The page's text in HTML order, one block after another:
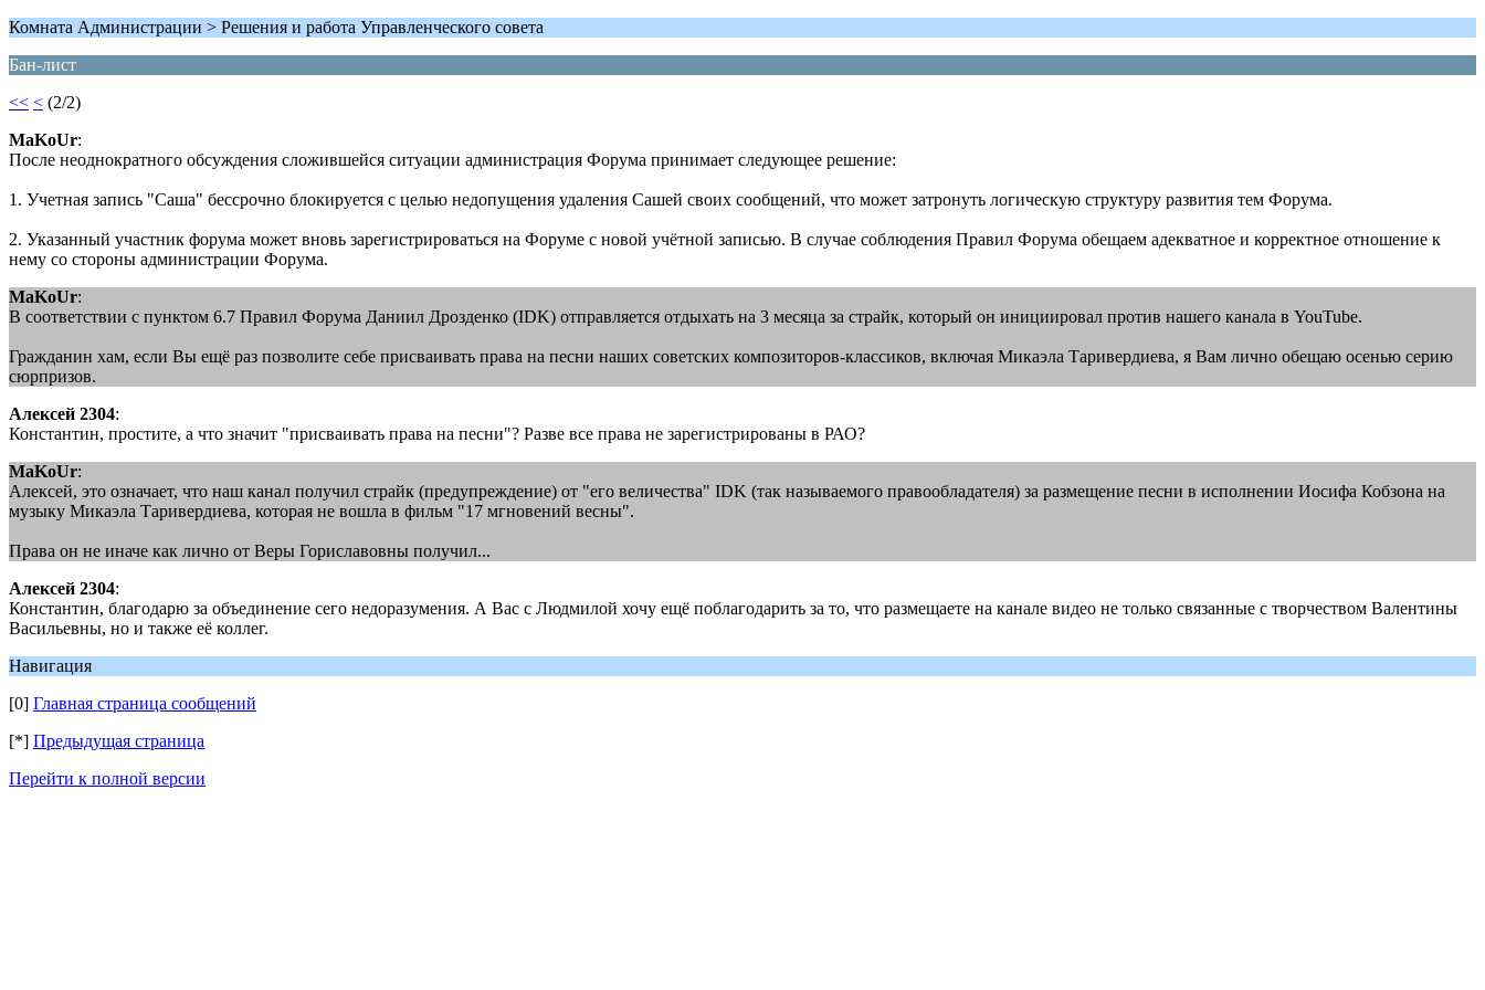
Комната Администрации > Решения и работа Управленческого совета
Бан-лист
<< < (2/2)
MaKoUr:
После неоднократного обсуждения сложившейся ситуации администрация Форума принимает следующее решение:
1. Учетная запись "Саша" бессрочно блокируется с целью недопущения удаления Сашей своих сообщений, что может затронуть логическую структуру развития тем Форума.
2. Указанный участник форума может вновь зарегистрироваться на Форуме с новой учётной записью. В случае соблюдения Правил Форума обещаем адекватное и корректное отношение к
нему со стороны администрации Форума.
MaKoUr:
В соответствии с пунктом 6.7 Правил Форума Даниил Дрозденко (IDK) отправляется отдыхать на 3 месяца за страйк, который он инициировал против нашего канала в YouTube.
Гражданин хам, если Вы ещё раз позволите себе присваивать права на песни наших советских композиторов-классиков, включая Микаэла Таривердиева, я Вам лично обещаю осенью серию
сюрпризов.
Алексей 2304:
Константин, простите, а что значит "присваивать права на песни"? Разве все права не зарегистрированы в РАО?
MaKoUr:
Алексей, это означает, что наш канал получил страйк (предупреждение) от "его величества" IDK (так называемого правообладателя) за размещение песни в исполнении Иосифа Кобзона на
музыку Микаэла Таривердиева, которая не вошла в фильм "17 мгновений весны".
Права он не иначе как лично от Веры Гориславовны получил...
Алексей 2304:
Константин, благодарю за объединение сего недоразумения. А Вас с Людмилой хочу ещё поблагодарить за то, что размещаете на канале видео не только связанные с творчеством Валентины
Васильевны, но и также её коллег.
Навигация
[0] Главная страница сообщений
[*] Предыдущая страница
Перейти к полной версии